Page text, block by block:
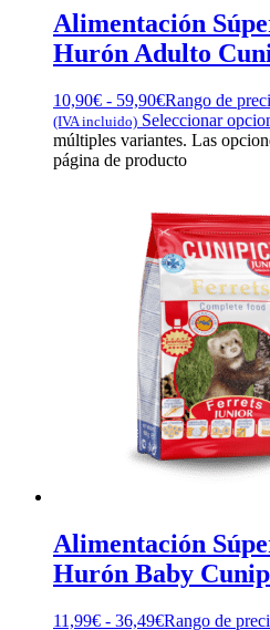
Alimentación
Hurón Adulto
10,90€ - 59,90€Rango de
(IVA incluido) Seleccionar
múltiples variantes. Las
página de producto
Alimentación
Hurón Baby
11,99€ - 36,49€Rango de